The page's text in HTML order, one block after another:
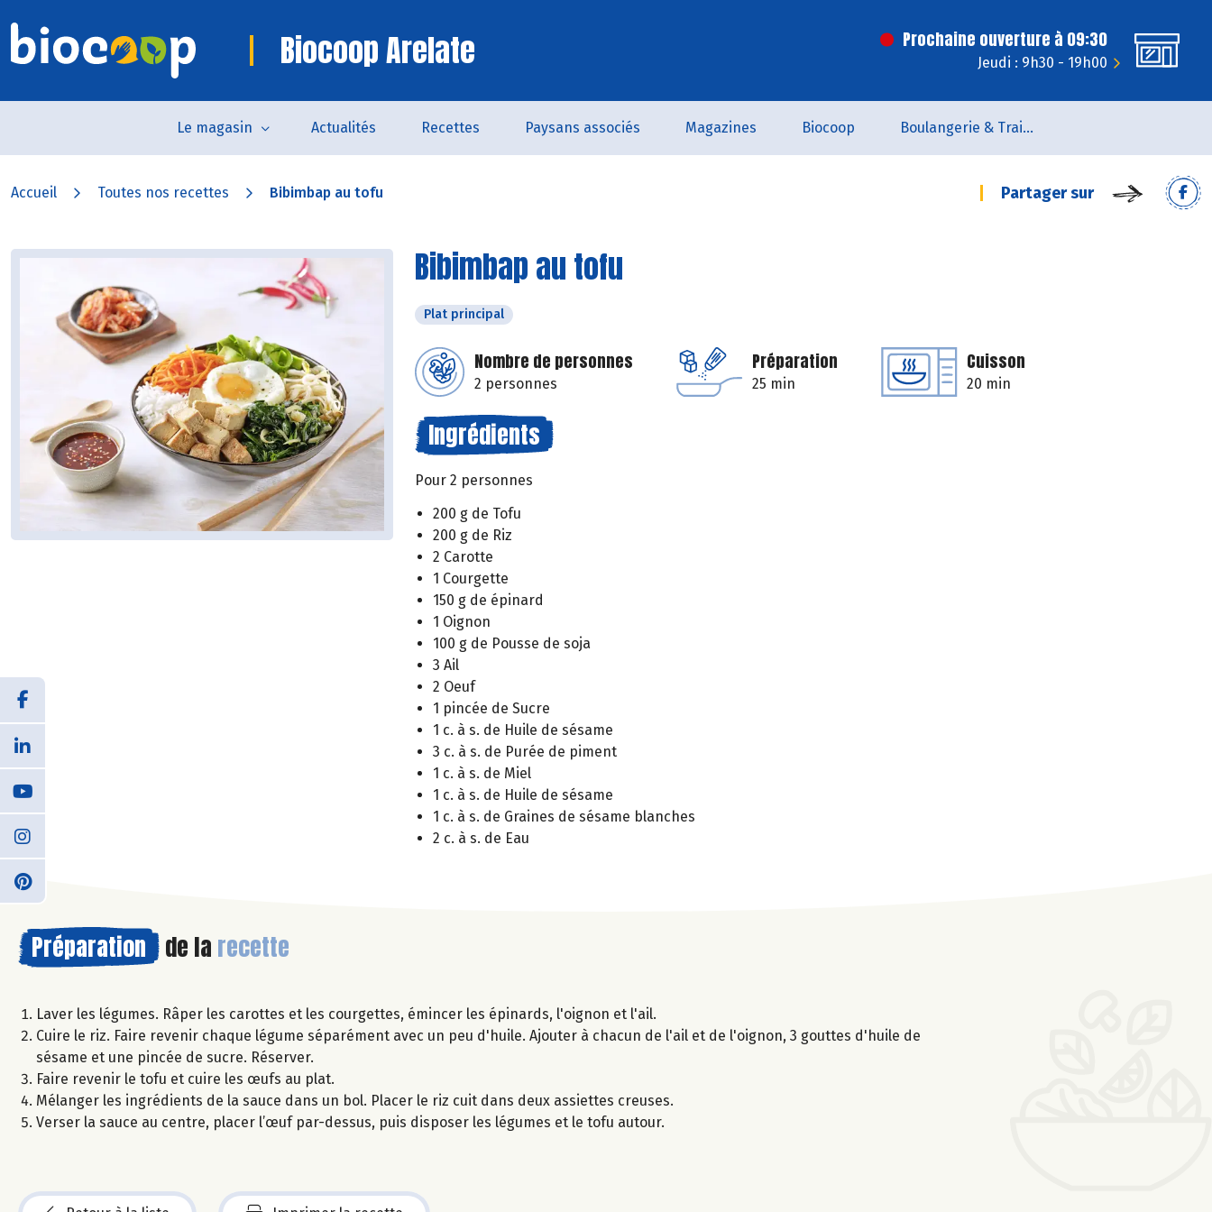
Biocoop Arelate Prochaine ouverture à 09:30
Jeudi : 9h30 - 19h00
Le magasin Actualités Recettes Paysans associés Magazines Biocoop Boulangerie & Traiteur
Accueil Toutes nos recettes Bibimbap au tofu Partager sur
Bibimbap au tofu
Plat principal
Nombre de personnes
2 personnes
Préparation
25 min
Cuisson
20 min
Ingrédients
Pour 2 personnes
200 g de Tofu
200 g de Riz
2 Carotte
1 Courgette
150 g de épinard
1 Oignon
100 g de Pousse de soja
3 Ail
2 Oeuf
1 pincée de Sucre
1 c. à s. de Huile de sésame
3 c. à s. de Purée de piment
1 c. à s. de Miel
1 c. à s. de Huile de sésame
1 c. à s. de Graines de sésame blanches
2 c. à s. de Eau
Préparation de la recette
Laver les légumes. Râper les carottes et les courgettes, émincer les épinards, l'oignon et l'ail.
Cuire le riz. Faire revenir chaque légume séparément avec un peu d'huile. Ajouter à chacun de l'ail et de l'oignon, 3 gouttes d'huile de
sésame et une pincée de sucre. Réserver.
Faire revenir le tofu et cuire les œufs au plat.
Mélanger les ingrédients de la sauce dans un bol. Placer le riz cuit dans deux assiettes creuses.
Verser la sauce au centre, placer l’œuf par-dessus, puis disposer les légumes et le tofu autour.